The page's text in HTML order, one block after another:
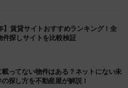
】賃貸サイトおすすめランキング！全
件探しサイトを比較検証
載ってない物件はある？ネットにない未
探し方を不動産屋が解説！